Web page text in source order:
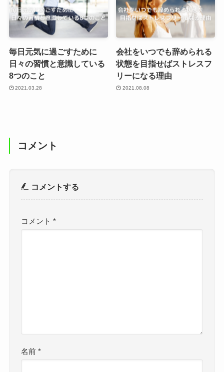
毎日元気に過ごすために
日々の習慣と意識している
8つのこと
2021.03.28
会社をいつでも辞められる
状態を目指せばストレスフ
リーになる理由
2021.08.08
コメント
コメントする
コメント*
名前*